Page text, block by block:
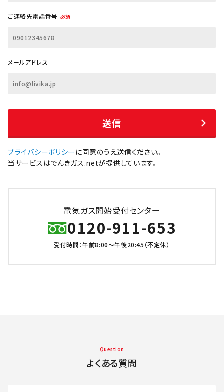
ご連絡先電話番号 必須
メールアドレス
プライバシーポリシー に同意のうえ送信ください。
当サービスはでんきガス.netが提供しています。
電気ガス開始受付センター
0120-911-653
受付時間：午前8:00～午後20:45（不定休）
Question
よくある質問